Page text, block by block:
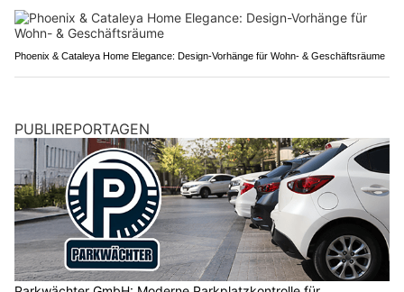
Phoenix & Cataleya Home Elegance: Design-Vorhänge für Wohn- & Geschäftsräume
PUBLIREPORTAGEN